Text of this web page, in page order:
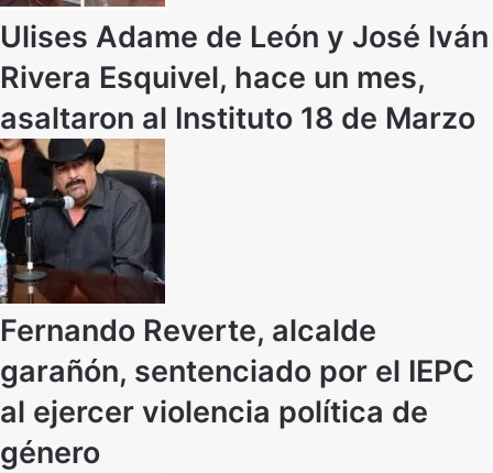
Ulises Adame de León y José Iván
Rivera Esquivel, hace un mes,
asaltaron al Instituto 18 de Marzo
Fernando Reverte, alcalde
garañón, sentenciado por el IEPC
al ejercer violencia política de
género